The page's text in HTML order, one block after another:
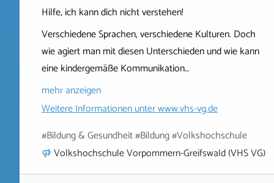
Hilfe, ich kann dich nicht verstehen!
Verschiedene Sprachen, verschiedene Kulturen. Doch
wie agiert man mit diesen Unterschieden und wie kann
eine kindergemäße Kommunikation…
mehr anzeigen
Weitere Informationen unterwww.vhs-vg.de
#Bildung & Gesundheit #Bildung #Volkshochschule
Volkshochschule Vorpommern-Greifswald (VHS VG)